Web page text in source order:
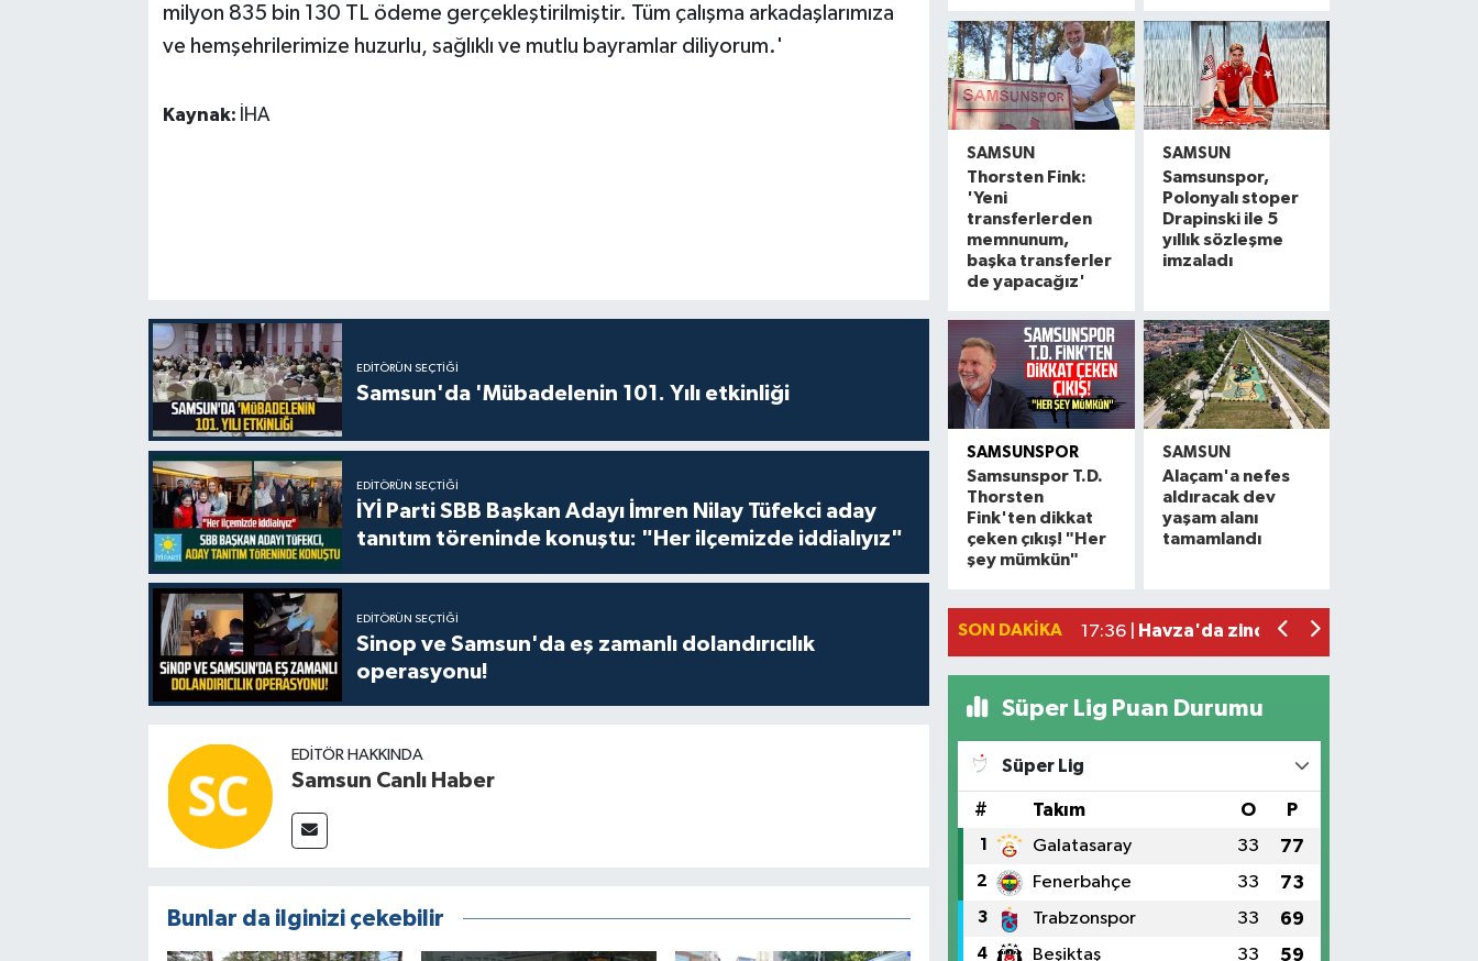
milyon 835 bin 130 TL ödeme gerçekleştirilmiştir. Tüm çalışma arkadaşlarımıza
ve hemşehrilerimize huzurlu, sağlıklı ve mutlu bayramlar diliyorum.'
Kaynak: İHA
EDITÖRÜN SEÇTIĞI
Samsun'da 'Mübadelenin 101. Yılı etkinliği
EDITÖRÜN SEÇTIĞI
İYİ Parti SBB Başkan Adayı İmren Nilay Tüfekci aday
tanıtım töreninde konuştu: "Her ilçemizde iddialıyız"
EDITÖRÜN SEÇTIĞI
Sinop ve Samsun'da eş zamanlı dolandırıcılık
operasyonu!
EDITÖR HAKKINDA
Samsun Canlı Haber
Bunlar da ilginizi çekebilir
SAMSUN
Thorsten Fink:
'Yeni
transferlerden
memnunum,
başka transferler
de yapacağız'
SAMSUN
Samsunspor,
Polonyalı stoper
Drapinski ile 5
yıllık sözleşme
imzaladı
SAMSUNSPOR
Samsunspor T.D.
Thorsten
Fink'ten dikkat
çeken çıkış! "Her
şey mümkün"
SAMSUN
Alaçam'a nefes
aldıracak dev
yaşam alanı
tamamlandı
SON DAKIKA
20:16 |
Alaçam çileği reçel oldu: Hedef
19:06 |
Hafif ticari araç ile motosiklet çarpıştı:
17:36 |
Havza'da zincirleme trafik kazası: 2
Süper Lig Puan Durumu
Süper Lig
# Takım O P
1 Galatasaray 33 77
2 Fenerbahçe 33 73
3 Trabzonspor 33 69
4 Beşiktaş 33 59